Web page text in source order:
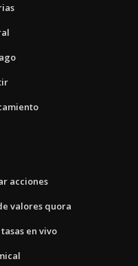
acciones
valores quora
en vivo